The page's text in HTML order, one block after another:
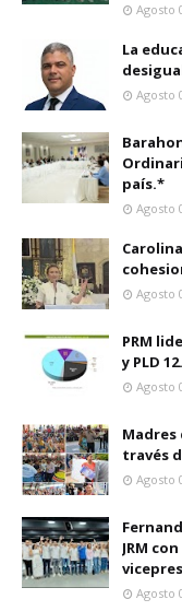
Agosto
La
Agosto
país.*
Agosto
Agosto
PRM
y PLD
Agosto
Madres
través
Agosto
JRM
Agosto